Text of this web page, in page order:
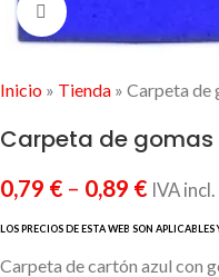
Click to enlarge
Inicio » Tienda » Carpeta de
Carpeta de
0,79 € – 0,89 € IVA incl.
Carpeta de cartón azul con